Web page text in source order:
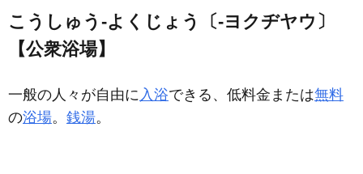
こうしゅう‐よくじょう〔‐ヨクヂヤウ〕
【公衆浴場】
一般の人々が自由に入浴できる、低料金または無料
の浴場。 銭湯。